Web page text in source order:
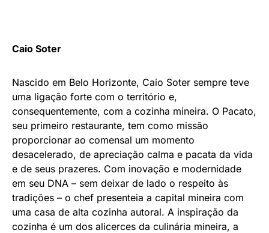
Caio Soter
Nascido em Belo Horizonte, Caio Soter sempre teve
uma ligação forte com o território e,
consequentemente, com a cozinha mineira. O Pacato,
seu primeiro restaurante, tem como missão
proporcionar ao comensal um momento
desacelerado, de apreciação calma e pacata da vida
e de seus prazeres. Com inovação e modernidade
em seu DNA – sem deixar de lado o respeito às
tradições – o chef presenteia a capital mineira com
uma casa de alta cozinha autoral. A inspiração da
cozinha é um dos alicerces da culinária mineira, a